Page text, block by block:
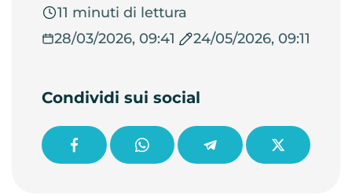
11 minuti di lettura
28/03/2026, 09:41
24/05/2026, 09:11
Condividi sui social